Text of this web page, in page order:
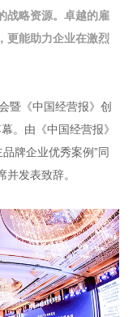
战略资源。卓越的雇
更能助力企业在激烈
暨《中国经营报》创
。由《中国经营报》
牌企业优秀案例”同
发表致辞。